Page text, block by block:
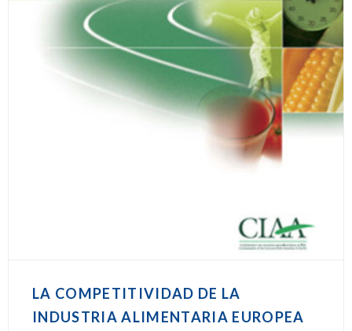
LA COMPETITIVIDAD DE LA
INDUSTRIA ALIMENTARIA EUROPEA